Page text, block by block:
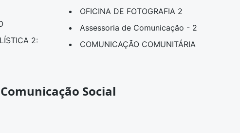
2:
OFICINA DE FOTOGRAFIA 2
Assessoria de Comunicação - 2
COMUNICAÇÃO COMUNITÁRIA
Social